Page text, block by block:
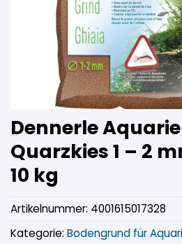
Dennerle
Quarzkies 1 – 2
10 kg
Artikelnummer: 4001615017328
Kategorie: Bodengrund für